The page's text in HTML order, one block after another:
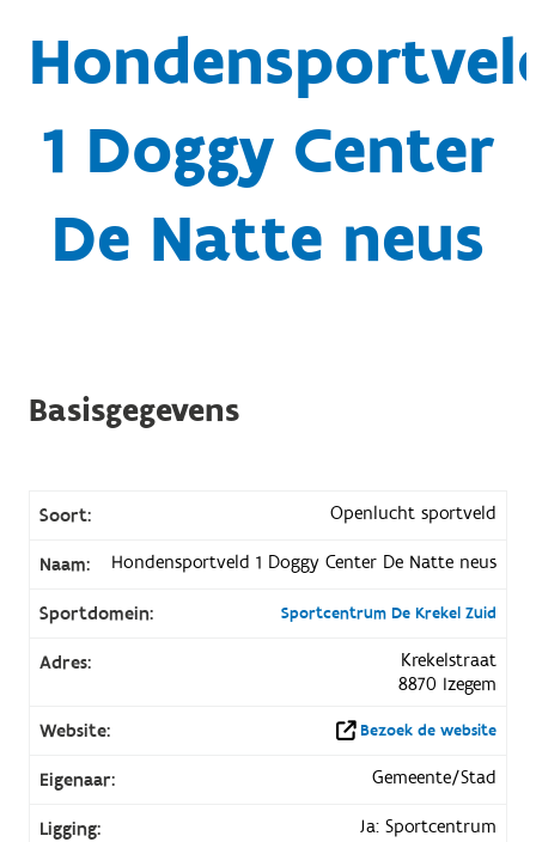
1 Doggy Center
De Natte neus
Basisgegevens
Soort: Openlucht sportveld
Naam: Hondensportveld 1 Doggy Center De Natte neus
Sportdomein: Sportcentrum De Krekel Zuid
Adres:
Krekelstraat
8870 Izegem
Website:
Bezoek de website
Eigenaar: Gemeente/Stad
Ligging: Ja: Sportcentrum